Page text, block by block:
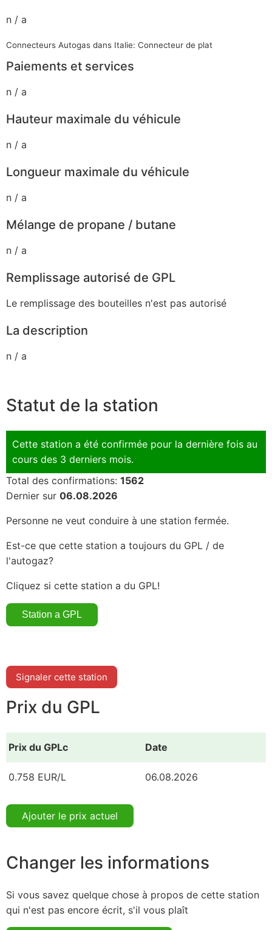
n / a
Connecteurs Autogas dans Italie: Connecteur de plat
Paiements et services
n / a
Hauteur maximale du véhicule
n / a
Longueur maximale du véhicule
n / a
Mélange de propane / butane
n / a
Remplissage autorisé de GPL
Le remplissage des bouteilles n'est pas autorisé
La description
n / a
Statut de la station
Cette station a été confirmée pour la dernière fois au
cours des 3 derniers mois.
Total des confirmations: 1562
Dernier sur 06.08.2026
Personne ne veut conduire à une station fermée.
Est-ce que cette station a toujours du GPL / de
l'autogaz?
Cliquez si cette station a du GPL!
Signaler cette station
Prix du GPL
Prix du GPLc Date
0.758 EUR/L 06.08.2026
Ajouter le prix actuel
Changer les informations
Si vous savez quelque chose à propos de cette station
qui n'est pas encore écrit, s'il vous plaît